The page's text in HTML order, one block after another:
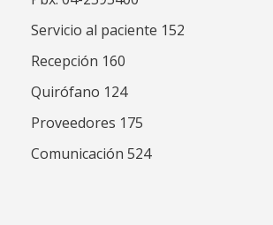
Servicio al paciente 152
Recepción 160
Quirófano 124
Proveedores 175
Comunicación 524